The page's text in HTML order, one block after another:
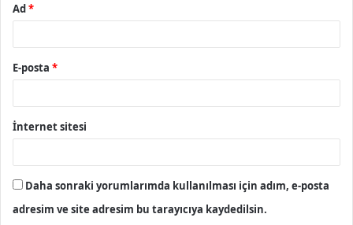
Ad*
E-posta *
İnternet sitesi
Daha sonraki yorumlarımda kullanılması için adım, e-posta
adresim ve site adresim bu tarayıcıya kaydedilsin.